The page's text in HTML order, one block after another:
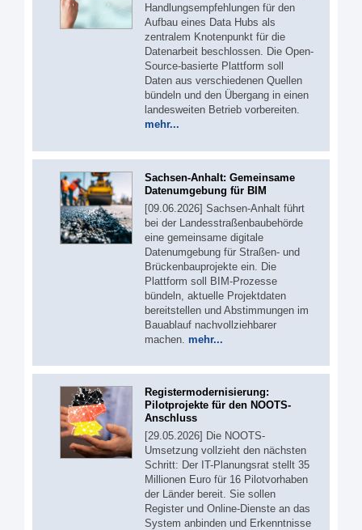
Handlungsempfehlungen für den
Aufbau eines Data Hubs als
zentralem Knotenpunkt für die
Datenarbeit beschlossen. Die Open-
Source-basierte Plattform soll
Daten aus verschiedenen Quellen
bündeln und den Übergang in einen
landesweiten Betrieb vorbereiten.
mehr...
Sachsen-Anhalt: Gemeinsame
Datenumgebung für BIM
[09.06.2026] Sachsen-Anhalt führt
bei der Landesstraßenbaubehörde
eine gemeinsame digitale
Datenumgebung für Straßen- und
Brückenbauprojekte ein. Die
Plattform soll BIM-Prozesse
bündeln, aktuelle Projektdaten
bereitstellen und Abstimmungen im
Bauablauf nachvollziehbarer
machen. mehr...
Registermodernisierung:
Pilotprojekte für den NOOTS-
Anschluss
[29.05.2026] Die NOOTS-
Umsetzung vollzieht den nächsten
Schritt: Der IT-Planungsrat stellt 35
Millionen Euro für 16 Pilotvorhaben
der Länder bereit. Sie sollen
Register und Online-Dienste an das
System anbinden und Erkenntnisse